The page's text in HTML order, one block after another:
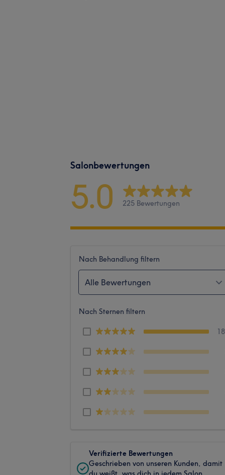
Salonbewertungen
5.0 225 Bewertungen
Nach Behandlung filtern
Alle Bewertungen
Nach Sternen filtern
Verifizierte Bewertungen
Geschrieben von unseren Kunden, damit